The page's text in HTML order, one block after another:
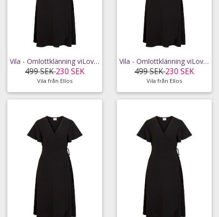
Vila - Omlottklänning viLovie S/S Wrap Midi Dress - Svart - 38
499 SEK230 SEK
Vila från Ellos
Vila - Omlottklänning viLovie S/S Wrap Midi Dress - Svart - 40
499 SEK230 SEK
Vila från Ellos